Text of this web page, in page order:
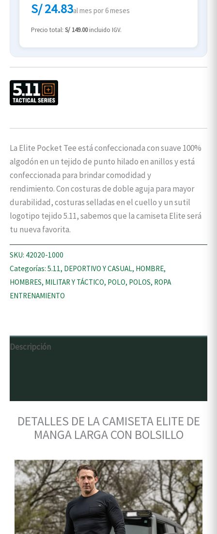
S/ 24.83al mes por 6 meses
Precio total: S/ 149.00incluido IGV.
La Elite Pocket Tee está confeccionada con suave 100%
algodón en un tejido de punto hilado en anillos y está
confeccionada para brindar comodidad y
rendimiento. Con costuras de doble aguja para mayor
durabilidad, costuras selladas en el cuello y un sutil
logotipo tejido 5.11, sabemos que la camiseta Elite será
tu nueva favorita.
SKU: 42020-1000
Categorías: 5.11, DEPORTIVO Y CASUAL, HOMBRE,
HOMBRES, MILITAR Y TÁCTICO, POLO, POLOS, ROPA
ENTRENAMIENTO
Descripción
DETALLES DE LA CAMISETA ELITE DE
MANGA LARGA CON BOLSILLO